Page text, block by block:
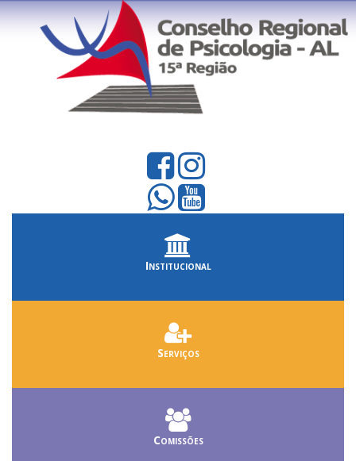
Institucional
Serviços
Comissões